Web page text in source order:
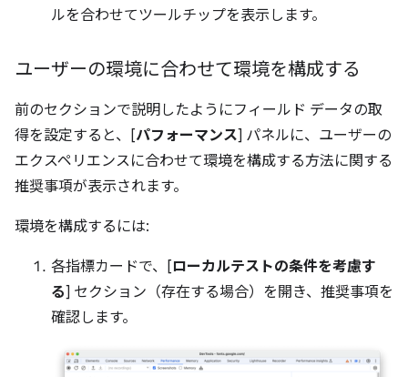
ルを合わせてツールチップを表示します。
ユーザーの環境に合わせて環境を構成する
前のセクションで説明したようにフィールド データの取
得を設定すると、[パフォーマンス] パネルに、ユーザーの
エクスペリエンスに合わせて環境を構成する方法に関する
推奨事項が表示されます。
環境を構成するには:
各指標カードで、[ローカルテストの条件を考慮す
る] セクション（存在する場合）を開き、推奨事項を
確認します。